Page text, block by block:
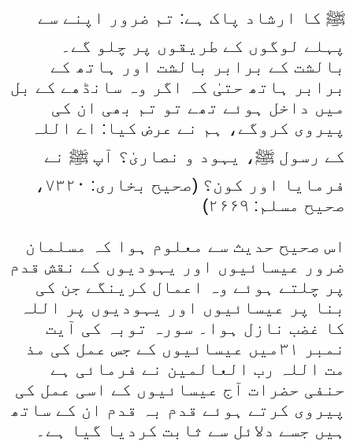
ﷺ کا ارشاد پاک ہے: تم ضرور اپنے سے
پہلے لوگوں کے طریقوں پر چلو گے۔
بالشت کے برابر بالشت اور ہاتھ کے
برابر ہاتھ حتیٰ کہ اگر وہ سانڈھے کے بل
میں داخل ہوئے تھے تو تم بھی ان کی
پیروی کروگے، ہم نے عرض کیا: اے اللہ
کے رسول ﷺ، یہود و نصاریٰ؟ آپ ﷺ نے
فرمایا اور کون؟ (صحیح بخاری: ۷۳۲۰،
صحیح مسلم: ۲۶۶۹)
اس صحیح حدیث سے معلوم ہوا کہ مسلمان
ضرور عیسائیوں اور یہودیوں کے نقش قدم
پر چلتے ہوئے وہ اعمال کرینگے جن کی
بنا پر عیسائیوں اور یہودیوں پر اللہ
کا غضب نازل ہوا۔ سورہ توبہ کی آیت
نمبر ۳۱میں عیسائیوں کے جس عمل کی مذ
مت اللہ رب العالمین نے فرمائی ہے
حنفی حضرات آج عیسائیوں کے اسی عمل کی
پیروی کرتے ہوئے قدم بہ قدم ان کے ساتھ
ہیں جسے دلائل سے ثابت کردیا گیا ہے۔